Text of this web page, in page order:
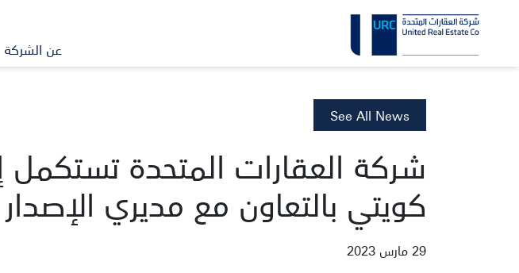
عن الشركة
See All News
كويتي بالتعاون مع مديري
29 مارس 2023